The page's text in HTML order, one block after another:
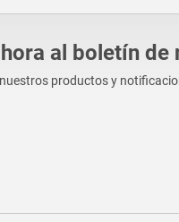
al boletín de
productos y